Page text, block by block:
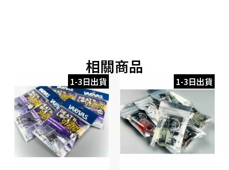
相關商品
1-3日出貨 1-3日出貨